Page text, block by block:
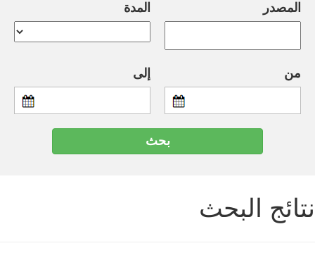
المصدر المدة
من إلى
نتائج البحث